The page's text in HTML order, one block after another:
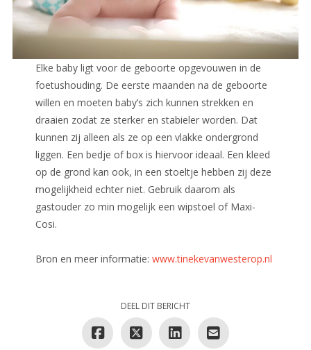
Elke baby ligt voor de geboorte opgevouwen in de
foetushouding. De eerste maanden na de geboorte
willen en moeten baby’s zich kunnen strekken en
draaien zodat ze sterker en stabieler worden. Dat
kunnen zij alleen als ze op een vlakke ondergrond
liggen. Een bedje of box is hiervoor ideaal. Een kleed
op de grond kan ook, in een stoeltje hebben zij deze
mogelijkheid echter niet. Gebruik daarom als
gastouder zo min mogelijk een wipstoel of Maxi-
Cosi.
Bron en meer informatie: www.tinekevanwesterop.nl
DEEL DIT BERICHT